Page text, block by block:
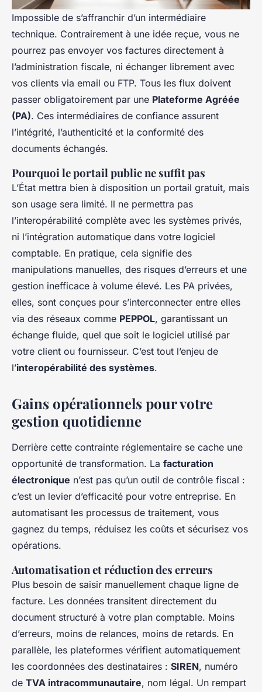
Impossible de s’affranchir d’un intermédiaire
technique. Contrairement à une idée reçue, vous ne
pourrez pas envoyer vos factures directement à
l’administration fiscale, ni échanger librement avec
vos clients via email ou FTP. Tous les flux doivent
passer obligatoirement par une Plateforme Agréée
(PA). Ces intermédiaires de confiance assurent
l’intégrité, l’authenticité et la conformité des
documents échangés.
Pourquoi le portail public ne suffit pas
L’État mettra bien à disposition un portail gratuit, mais
son usage sera limité. Il ne permettra pas
l’interopérabilité complète avec les systèmes privés,
ni l’intégration automatique dans votre logiciel
comptable. En pratique, cela signifie des
manipulations manuelles, des risques d’erreurs et une
gestion inefficace à volume élevé. Les PA privées,
elles, sont conçues pour s’interconnecter entre elles
via des réseaux comme PEPPOL, garantissant un
échange fluide, quel que soit le logiciel utilisé par
votre client ou fournisseur. C’est tout l’enjeu de
l’interopérabilité des systèmes.
Gains opérationnels pour votre
gestion quotidienne
Derrière cette contrainte réglementaire se cache une
opportunité de transformation. La facturation
électronique n’est pas qu’un outil de contrôle fiscal :
c’est un levier d’efficacité pour votre entreprise. En
automatisant les processus de traitement, vous
gagnez du temps, réduisez les coûts et sécurisez vos
opérations.
Automatisation et réduction des erreurs
Plus besoin de saisir manuellement chaque ligne de
facture. Les données transitent directement du
document structuré à votre plan comptable. Moins
d’erreurs, moins de relances, moins de retards. En
parallèle, les plateformes vérifient automatiquement
les coordonnées des destinataires : SIREN, numéro
de TVA intracommunautaire, nom légal. Un rempart